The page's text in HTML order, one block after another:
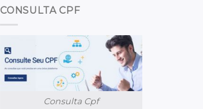
CONSULTA CPF
Consulta Cpf